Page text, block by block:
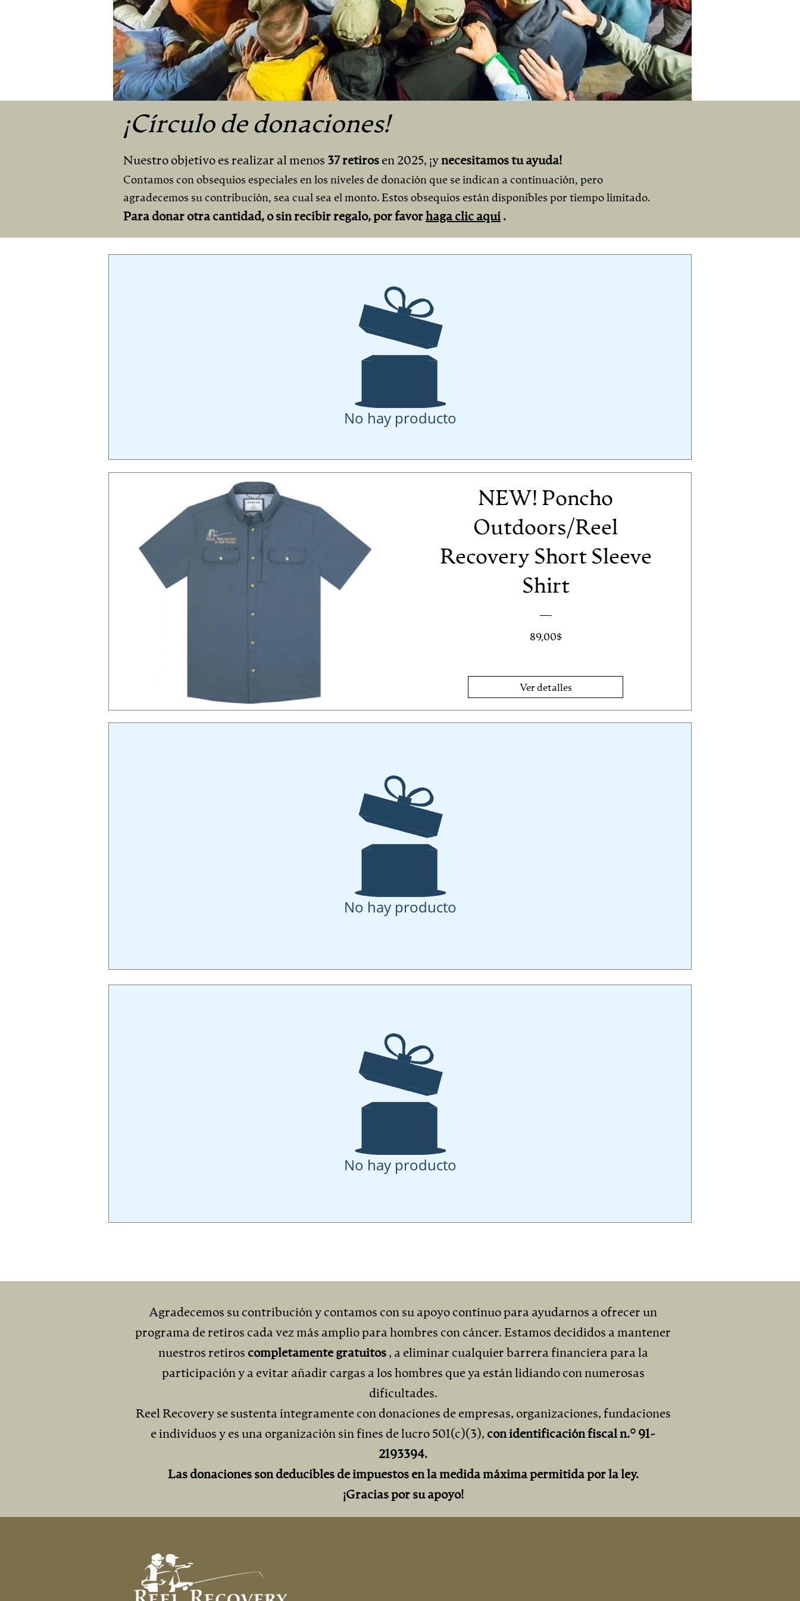
¡Círculo de donaciones!
Nuestro objetivo es realizar al menos 37 retiros en 2025, ¡y necesitamos tu ayuda!
Contamos con obsequios especiales en los niveles de donación que se indican a continuación, pero
agradecemos su contribución, sea cual sea el monto. Estos obsequios están disponibles por tiempo limitado.
Para donar otra cantidad, o sin recibir regalo, por favor haga clic aquí .
No hay producto
NEW! Poncho
Outdoors/Reel
Recovery Short Sleeve
Shirt
89,00$Precio
Ver detalles
No hay producto
No hay producto
Agradecemos su contribución y contamos con su apoyo continuo para ayudarnos a ofrecer un
programa de retiros cada vez más amplio para hombres con cáncer. Estamos decididos a mantener
nuestros retiros completamente gratuitos, a eliminar cualquier barrera financiera para la
participación y a evitar añadir cargas a los hombres que ya están lidiando con numerosas
dificultades.
Reel Recovery se sustenta íntegramente con donaciones de empresas, organizaciones, fundaciones
e individuos y es una organización sin fines de lucro 501(c)(3), con identificación fiscal n.° 91-
2193394.
Las donaciones son deducibles de impuestos en la medida máxima permitida por la ley.
¡Gracias por su apoyo!